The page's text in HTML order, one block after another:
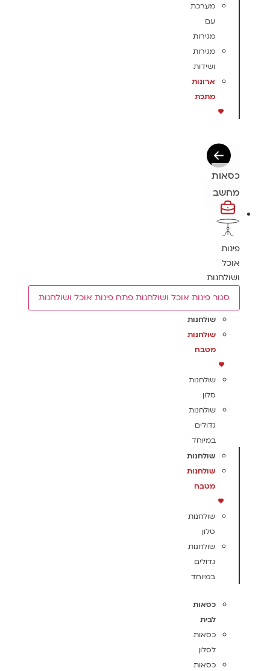
מערכת
עם
מגירות
מגירות
ושידות
ארונות
מתכת
כסאות
מחשב
פינות
אוכל
ושולחנות
סגור פינות אוכל ושולחנות פתח פינות אוכל ושולחנות
שולחנות
שולחנות
מטבח
שולחנות
סלון
שולחנות
גדולים
במיוחד
שולחנות
שולחנות
מטבח
שולחנות
סלון
שולחנות
גדולים
במיוחד
כסאות
לבית
כסאות
לסלון
כסאות